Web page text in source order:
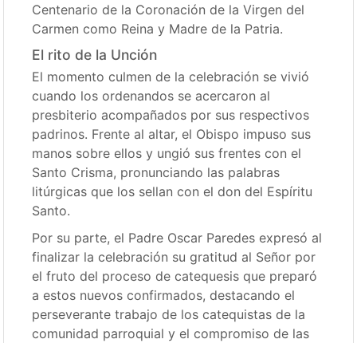
Centenario de la Coronación de la Virgen del
Carmen como Reina y Madre de la Patria.
El rito de la Unción
El momento culmen de la celebración se vivió
cuando los ordenandos se acercaron al
presbiterio acompañados por sus respectivos
padrinos. Frente al altar, el Obispo impuso sus
manos sobre ellos y ungió sus frentes con el
Santo Crisma, pronunciando las palabras
litúrgicas que los sellan con el don del Espíritu
Santo.
Por su parte, el Padre Oscar Paredes expresó al
finalizar la celebración su gratitud al Señor por
el fruto del proceso de catequesis que preparó
a estos nuevos confirmados, destacando el
perseverante trabajo de los catequistas de la
comunidad parroquial y el compromiso de las